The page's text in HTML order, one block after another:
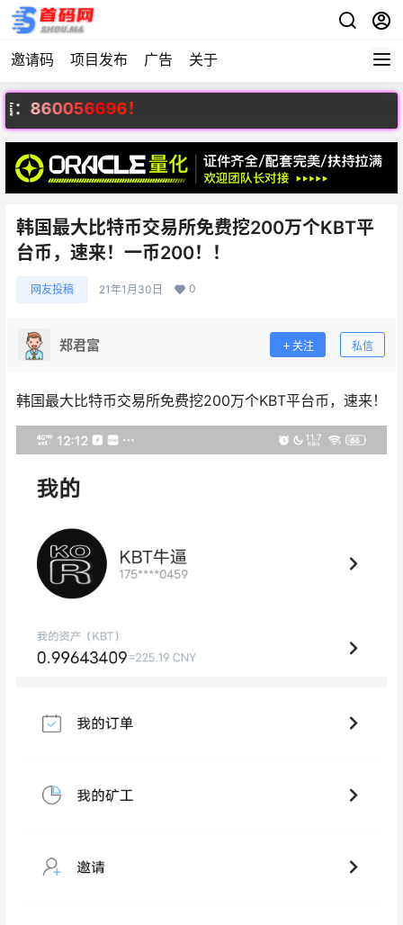
邀请码 项目发布 广告 关于
860056696！
韩国最大比特币交易所免费挖200万个KBT平
台币，速来！一币200！！
网友投稿 21年1月30日 0
郑君富 关注 私信
韩国最大比特币交易所免费挖200万个KBT平台币，速来！